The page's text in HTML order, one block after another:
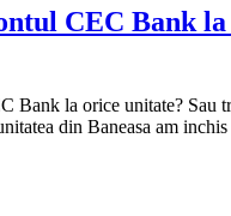
CEC Bank
Bank la orice unitate? Sau
din Baneasa am